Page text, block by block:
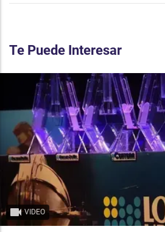
Te Puede Interesar
VIDEO